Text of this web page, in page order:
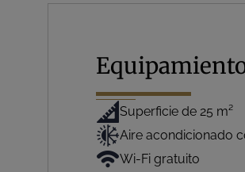
Superficie de 25 m²
Aire acondicionado
Wi-Fi gratuito